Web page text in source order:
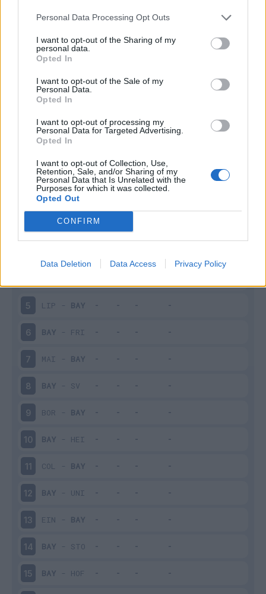
Personal Data Processing Opt Outs
I want to opt-out of the Sharing of my
personal data.
Opted In
I want to opt-out of the Sale of my
Personal Data.
Opted In
I want to opt-out of processing my
Personal Data for Targeted Advertising.
Opted In
I want to opt-out of Collection, Use,
Retention, Sale, and/or Sharing of my
Personal Data that Is Unrelated with the
Purposes for which it was collected.
Opted Out
CONFIRM
Data Deletion Data Access Privacy Policy
Infortunato 0 - 0%
Inutilizzato
Scarica riepilogo
stagionale
Giornata Voto FVEntrato Uscito Bonus/Malus
BAY-AUG
-BAY
5 LIP - BAY
6 BAY - FRI
7 MAI - BAY
8 BAY - SV
9 BOR - BAY
10 BAY - HEI
11 COL - BAY
12 BAY - UNI
13 EIN - BAY
14 BAY - STO
15 BAY - HOF